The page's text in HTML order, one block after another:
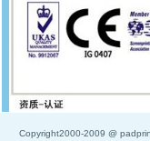
Copyright2000-2009 @